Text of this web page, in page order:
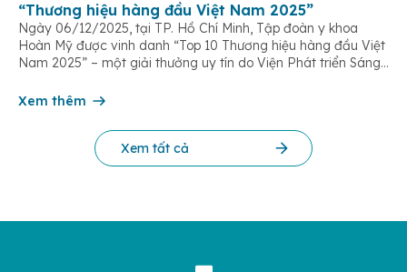
“Thương hiệu hàng đầu Việt Nam 2025”
Ngày 06/12/2025, tại TP. Hồ Chí Minh, Tập đoàn y khoa
Hoàn Mỹ được vinh danh “Top 10 Thương hiệu hàng đầu Việt
Nam 2025” – một giải thưởng uy tín do Viện Phát triển Sáng
cứu Phát triển Doanh nghiệp Châu Á […]
Xem thêm
Xem tất cả